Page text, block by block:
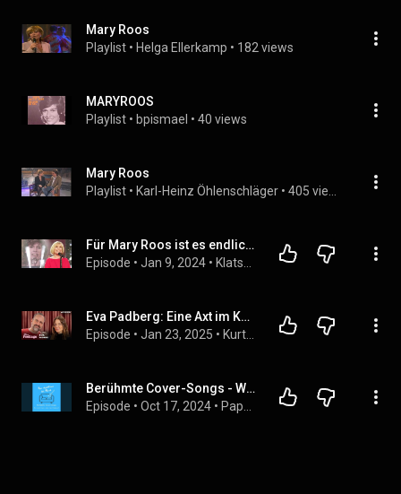
Mary Roos
Playlist • Helga Ellerkamp • 182 views
MARYROOS
Playlist • bpismael • 40 views
Mary Roos
Playlist • Karl-Heinz Öhlenschläger •
Für Mary Roos ist es endlich vorbei!
Episode • Jan 9, 2024 •
Eva Padberg: Eine Axt im Kofferraum | Kurt Krömer - Feelings | Podcast
Episode • Jan 23, 2025 •
Berühmte Cover-Songs - Wer kennt denn schon das Original?
Episode • Oct 17, 2024 •